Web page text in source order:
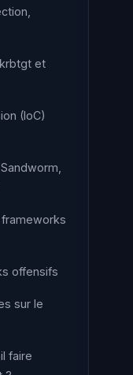
et
(IoC)
frameworks
offensifs
sur le
faire